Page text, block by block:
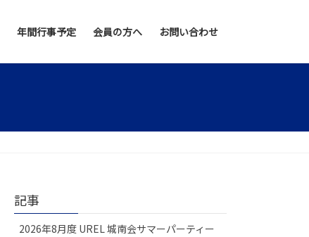
年間行事予定 会員の方へ お問い合わせ
記事
2026年8月度 UREL 城南会サマーパーティー